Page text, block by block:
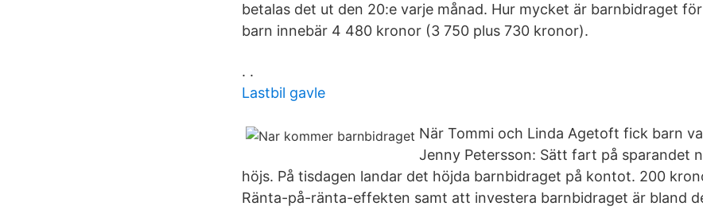
betalas det ut den 20:e varje månad. Hur mycket är barnbidraget
barn innebär 4 480 kronor (3 750 plus 730 kronor).
. .
Lastbil gavle
När Tommi och Linda Agetoft fick barn
Jenny Petersson: Sätt fart på sparandet
höjs. På tisdagen landar det höjda barnbidraget på kontot. 200
Ränta-på-ränta-effekten samt att investera barnbidraget är bland